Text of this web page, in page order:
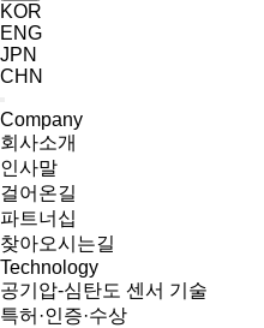
KOR
ENG
JPN
CHN
Company
회사소개
인사말
걸어온길
파트너십
찾아오시는길
Technology
공기압-심탄도 센서 기술
특허·인증·수상